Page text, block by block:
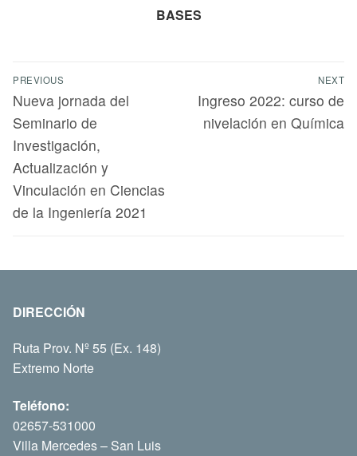
BASES
PREVIOUS
Nueva jornada del
Seminario de
Investigación,
Actualización y
Vinculación en Ciencias
de la Ingeniería 2021
NEXT
Ingreso 2022: curso de
nivelación en Química
DIRECCIÓN
Ruta Prov. Nº 55 (Ex. 148)
Extremo Norte
Teléfono:
02657-531000
Villa Mercedes – San Luis